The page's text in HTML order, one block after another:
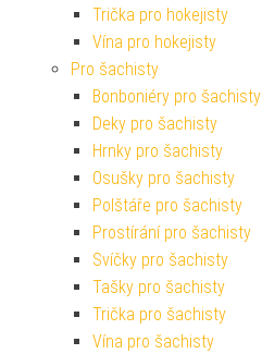
Trička pro hokejisty
Vína pro hokejisty
Pro šachisty
Bonboniéry pro šachisty
Deky pro šachisty
Hrnky pro šachisty
Osušky pro šachisty
Polštáře pro šachisty
Prostírání pro šachisty
Svíčky pro šachisty
Tašky pro šachisty
Trička pro šachisty
Vína pro šachisty